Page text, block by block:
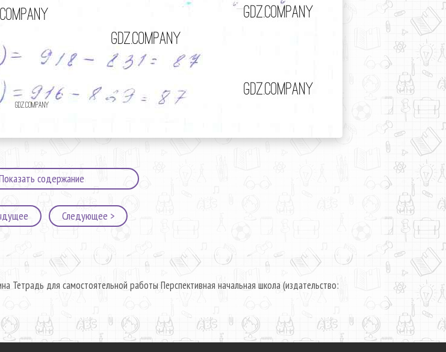
содержание
Следующее >
Тетрадь для самостоятельной работы Перспективная начальная школа (издательство: